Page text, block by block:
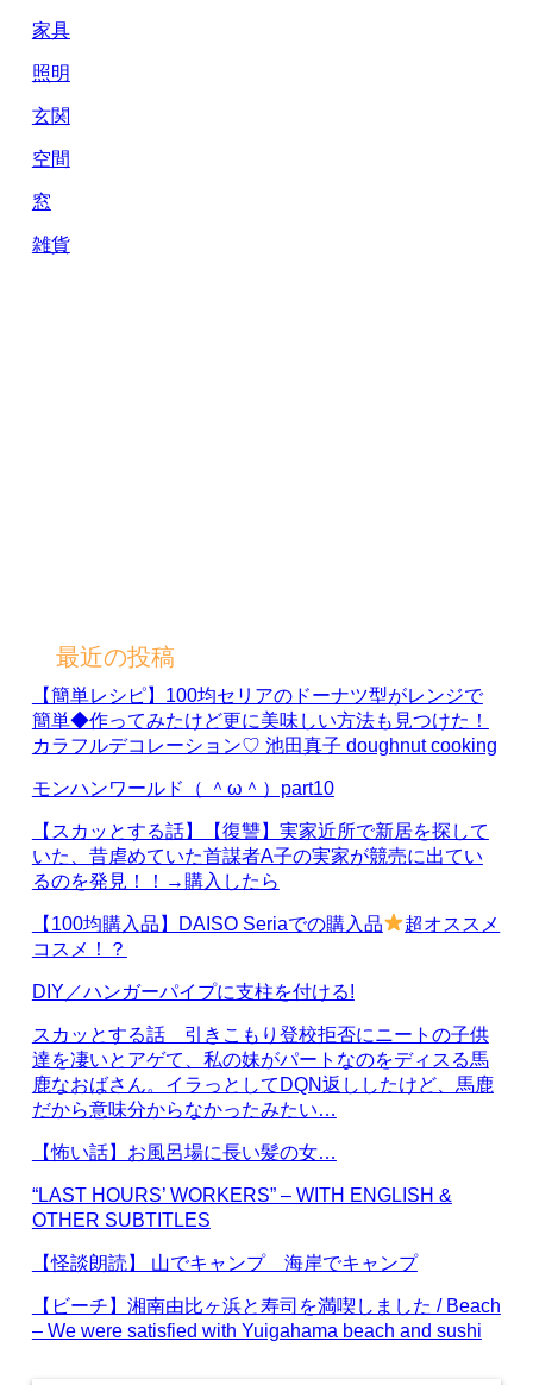
家具
照明
玄関
空間
窓
雑貨
最近の投稿
【簡単レシピ】100均セリアのドーナツ型がレンジで
簡単◆作ってみたけど更に美味しい方法も見つけた！
カラフルデコレーション♡ 池田真子 doughnut cooking
モンハンワールド（ ＾ω＾）part10
【スカッとする話】【復讐】実家近所で新居を探して
いた、昔虐めていた首謀者A子の実家が競売に出てい
るのを発見！！→購入したら
【100均購入品】DAISO Seriaでの購入品
超オススメ
コスメ！？
DIY／ハンガーパイプに支柱を付ける!
スカッとする話 引きこもり登校拒否にニートの子供
達を凄いとアゲて、私の妹がパートなのをディスる馬
鹿なおばさん。イラっとしてDQN返ししたけど、馬鹿
だから意味分からなかったみたい…
【怖い話】お風呂場に長い髪の女…
“LAST HOURS’ WORKERS” – WITH ENGLISH &
OTHER SUBTITLES
【怪談朗読】 山でキャンプ 海岸でキャンプ
【ビーチ】湘南由比ヶ浜と寿司を満喫しました / Beach
– We were satisfied with Yuigahama beach and sushi